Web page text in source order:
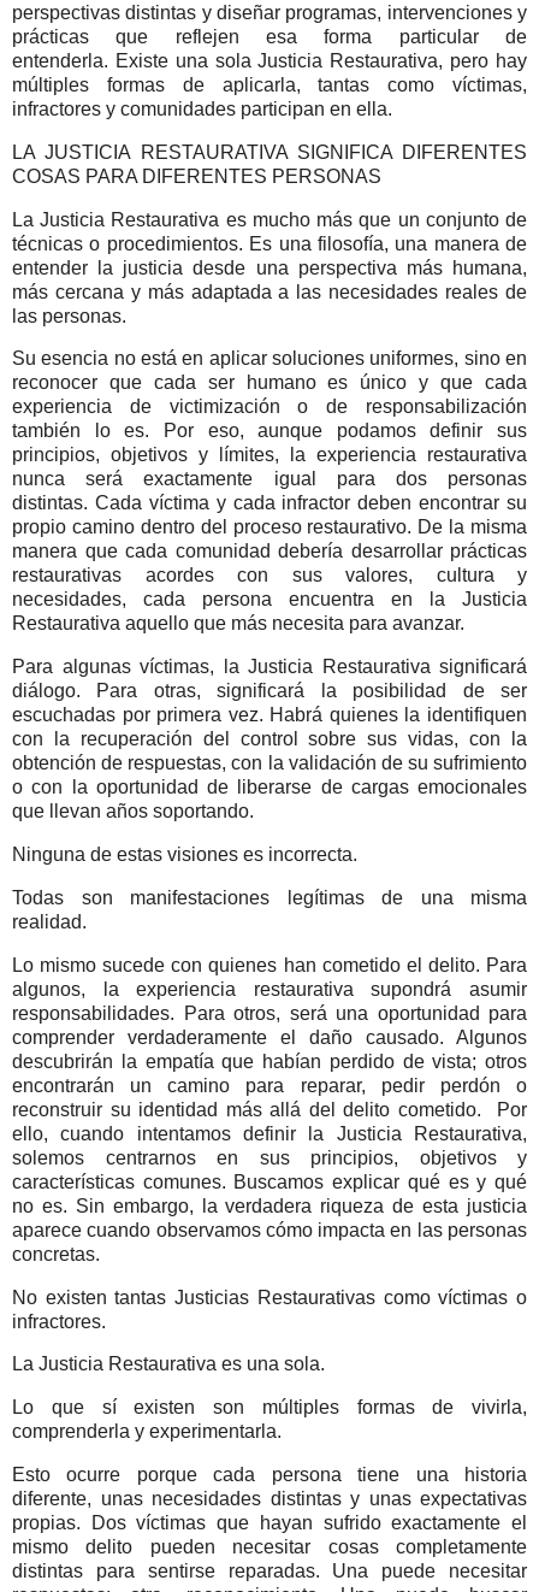
perspectivas distintas y diseñar programas, intervenciones y
prácticas que reflejen esa forma particular de
entenderla. Existe una sola Justicia Restaurativa, pero hay
múltiples formas de aplicarla, tantas como víctimas,
infractores y comunidades participan en ella.
LA JUSTICIA RESTAURATIVA SIGNIFICA DIFERENTES
COSAS PARA DIFERENTES PERSONAS
La Justicia Restaurativa es mucho más que un conjunto de
técnicas o procedimientos. Es una filosofía, una manera de
entender la justicia desde una perspectiva más humana,
más cercana y más adaptada a las necesidades reales de
las personas.
Su esencia no está en aplicar soluciones uniformes, sino en
reconocer que cada ser humano es único y que cada
experiencia de victimización o de responsabilización
también lo es.
Por eso, aunque podamos definir sus
principios, objetivos y límites, la experiencia restaurativa
nunca será exactamente igual para dos personas
distintas. Cada víctima y cada infractor deben encontrar su
propio camino dentro del proceso restaurativo. De la misma
manera que cada comunidad debería desarrollar prácticas
restaurativas acordes con sus valores, cultura y
necesidades, cada persona encuentra en la Justicia
Restaurativa aquello que más necesita para avanzar.
Para algunas víctimas, la Justicia Restaurativa significará
diálogo. Para otras, significará la posibilidad de ser
escuchadas por primera vez. Habrá quienes la identifiquen
con la recuperación del control sobre sus vidas, con la
obtención de respuestas, con la validación de su sufrimiento
o con la oportunidad de liberarse de cargas emocionales
que llevan años soportando.
Ninguna de estas visiones es incorrecta.
Todas son manifestaciones legítimas de una misma
realidad.
Lo mismo sucede con quienes han cometido el delito. Para
algunos, la experiencia restaurativa supondrá asumir
responsabilidades. Para otros, será una oportunidad para
comprender verdaderamente el daño causado. Algunos
descubrirán la empatía que habían perdido de vista; otros
encontrarán un camino para reparar, pedir perdón o
reconstruir su identidad más allá del delito cometido.
Por
ello, cuando intentamos definir la Justicia Restaurativa,
solemos centrarnos en sus principios, objetivos y
características comunes. Buscamos explicar qué es y qué
no es. Sin embargo, la verdadera riqueza de esta justicia
aparece cuando observamos cómo impacta en las personas
concretas.
No existen tantas Justicias Restaurativas como víctimas o
infractores.
La Justicia Restaurativa es una sola.
Lo que sí existen son múltiples formas de vivirla,
comprenderla y experimentarla.
Esto ocurre porque cada persona tiene una historia
diferente, unas necesidades distintas y unas expectativas
propias. Dos víctimas que hayan sufrido exactamente el
mismo delito pueden necesitar cosas completamente
distintas para sentirse reparadas. Una puede necesitar